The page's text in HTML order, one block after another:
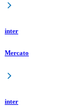
inter
Mercato
inter